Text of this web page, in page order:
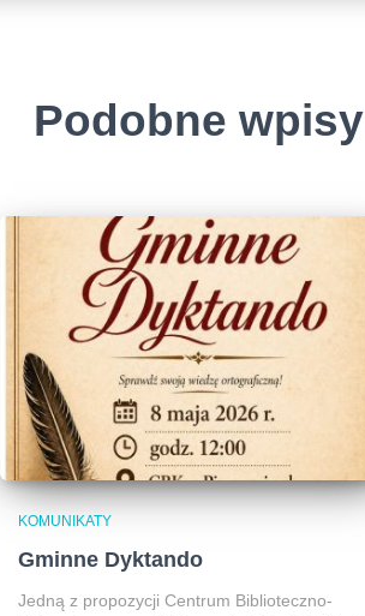
Podobne wpisy
KOMUNIKATY
Gminne Dyktando
Jedną z propozycji Centrum Biblioteczno-